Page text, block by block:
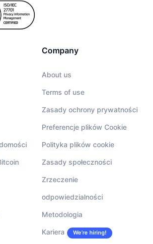
Company
About us
Terms of use
Zasady ochrony prywatności
Preferencje plików Cookie
Polityka plików cookie
Zasady społeczności
Zrzeczenie
odpowiedzialności
Metodologia
Kariera We’re hiring!